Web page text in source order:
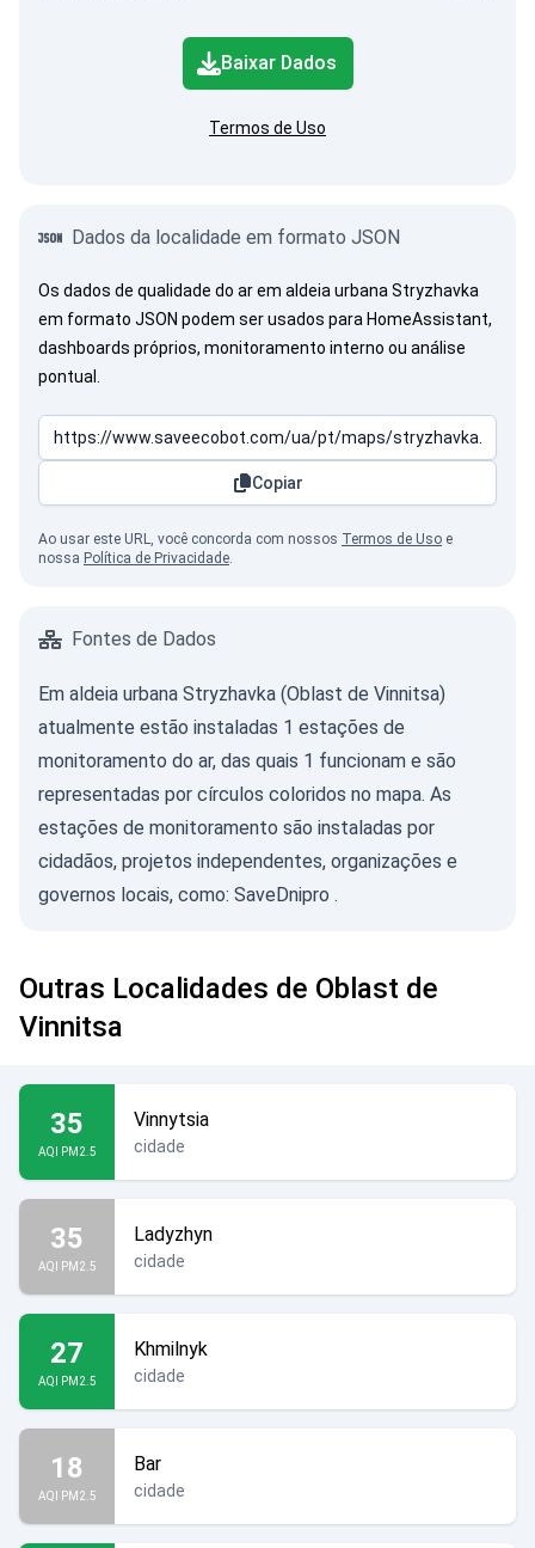
Baixar Dados
Termos de Uso
Dados da localidade em formato JSON
Os dados de qualidade do ar em aldeia urbana Stryzhavka
em formato JSON podem ser usados para HomeAssistant,
dashboards próprios, monitoramento interno ou análise
pontual.
Copiar
Ao usar este URL, você concorda com nossos Termos de Uso e
nossa Política de Privacidade.
Fontes de Dados
Em aldeia urbana Stryzhavka (Oblast de Vinnitsa)
atualmente estão instaladas 1 estações de
monitoramento do ar, das quais 1 funcionam e são
representadas por círculos coloridos no mapa. As
estações de monitoramento são instaladas por
cidadãos, projetos independentes, organizações e
governos locais, como: SaveDnipro .
Outras Localidades de Oblast de
Vinnitsa
35
AQI PM2.5
Vinnytsia
cidade
35
AQI PM2.5
Ladyzhyn
cidade
27
AQI PM2.5
Khmilnyk
cidade
18
AQI PM2.5
Bar
cidade